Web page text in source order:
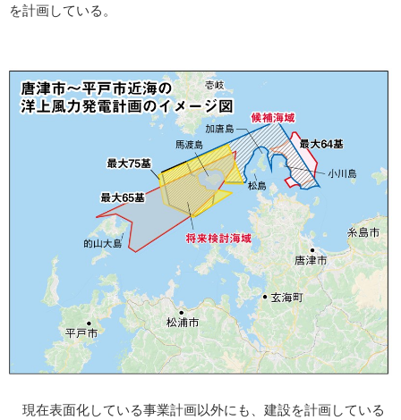
を計画している。
現在表面化している事業計画以外にも、建設を計画している